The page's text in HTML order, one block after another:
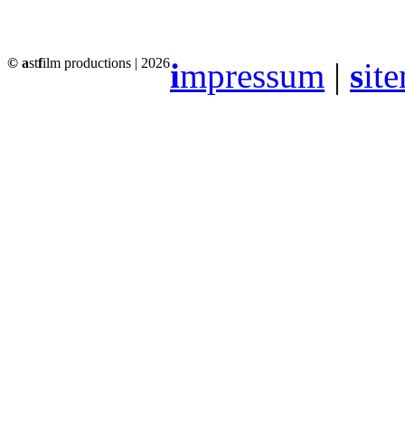
© astfilm productions | 2026impressum | s